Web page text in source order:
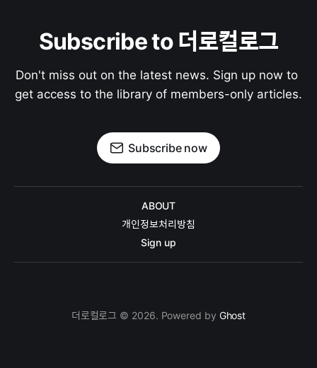
Subscribe to 더로컬로그
Don't miss out on the latest news. Sign up now to
get access to the library of members-only articles.
Subscribe now
ABOUT
개인정보처리방침
Sign up
더로컬로그 © 2026. Powered by Ghost